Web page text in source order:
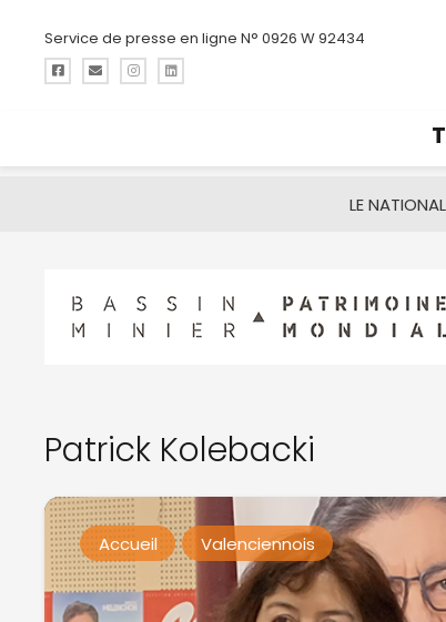
Service de presse en ligne N° 0926 W 92434
LE NATIONAL
Patrick Kolebacki
Accueil Valenciennois